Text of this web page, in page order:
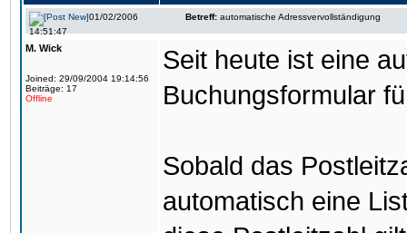
01/02/2006
14:51:47
Betreff: automatische Adressvervollständigung
M. Wick
Joined: 29/09/2004 19:14:56
Beiträge: 17
Offline
Seit heute ist eine
Buchungsformular
Sobald das
automatisch eine